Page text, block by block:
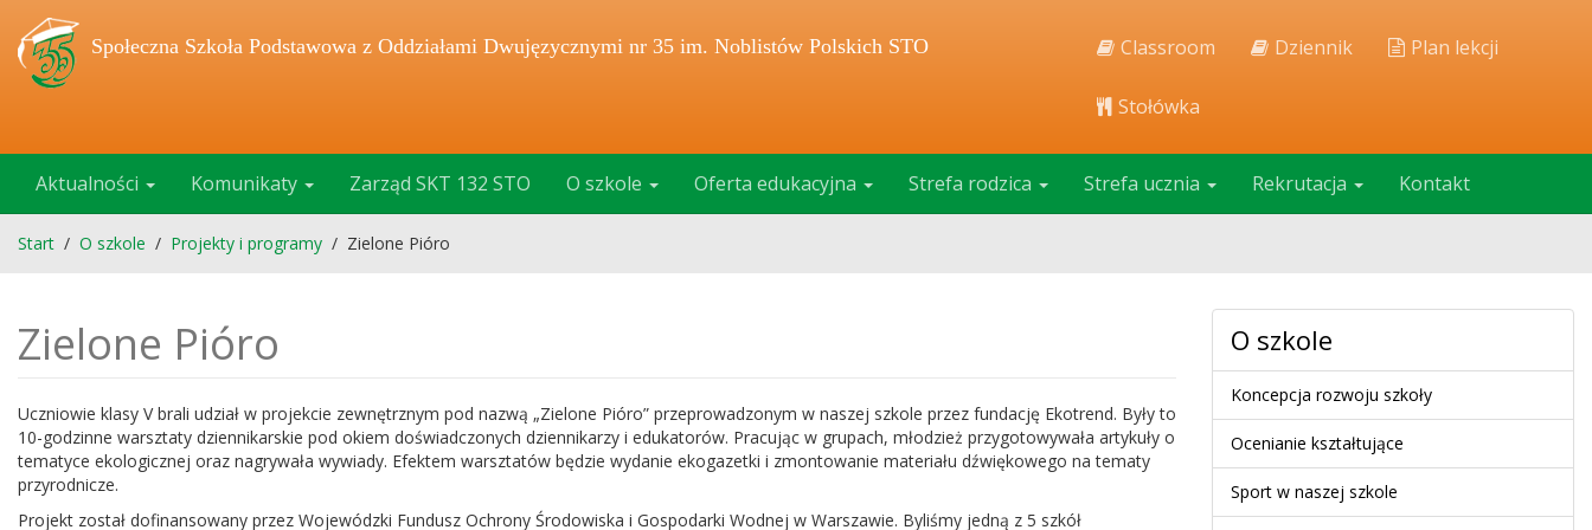
Społeczna Szkoła Podstawowa z Oddziałami Dwujęzycznymi nr 35 im. Noblistów Polskich STO Classroom Dziennik Plan lekcji
Stołówka
Aktualności Komunikaty Zarząd SKT 132 STO O szkole Oferta edukacyjna Strefa rodzica Strefa ucznia Rekrutacja Kontakt
Start / O szkole / Projekty i programy / Zielone Pióro
Zielone Pióro
Uczniowie klasy V brali udział w projekcie zewnętrznym pod nazwą „Zielone Pióro” przeprowadzonym w naszej szkole przez fundację Ekotrend. Były to
10-godzinne warsztaty dziennikarskie pod okiem doświadczonych dziennikarzy i edukatorów. Pracując w grupach, młodzież przygotowywała artykuły o
tematyce ekologicznej oraz nagrywała wywiady. Efektem warsztatów będzie wydanie ekogazetki i zmontowanie materiału dźwiękowego na tematy
przyrodnicze.
Projekt został dofinansowany przez Wojewódzki Fundusz Ochrony Środowiska i Gospodarki Wodnej w Warszawie. Byliśmy jedną z 5 szkół
O szkole
Koncepcja rozwoju szkoły
Ocenianie kształtujące
Sport w naszej szkole